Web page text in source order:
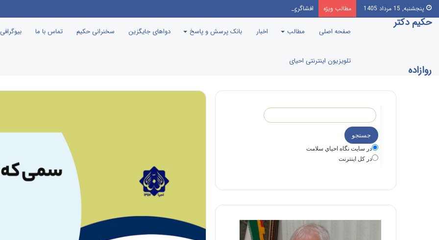
پنجشنبه, 15 مرداد 1405 مطالب ویژه افشاگری مادر علی انصاریان
حکیم دکتر
روازاده
صفحه اصلی مطالب اخبار بانک پرسش و پاسخ دواهای جایگزین سخنرانی حکیم تماس با ما
تلویزیون اینترنتی احیای
در سايت نگاه احياي سلامت
در كل اينترنت